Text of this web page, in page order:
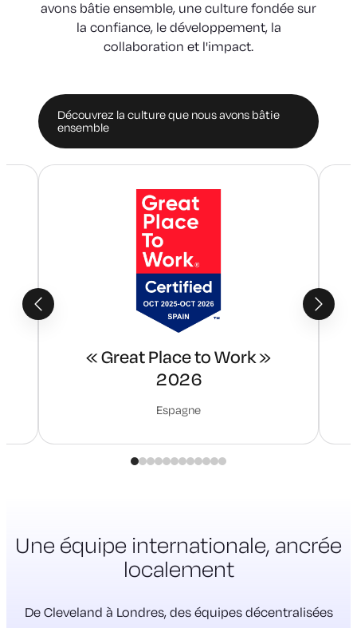
avons bâtie ensemble, une culture fondée sur
la confiance, le développement, la
collaboration et l'impact.
Découvrez la culture que nous avons bâtie
ensemble
(s'ouvre
un
nouvel
« Great Place to Work »
2026
Espagne
Une équipe internationale, ancrée
localement
De Cleveland à Londres, des équipes décentralisées